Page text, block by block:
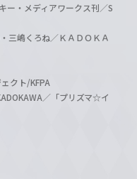
・メディアワークス刊／S
三嶋くろね／ＫＡＤＯＫＡ
クト/KFPA
／「プリズマ☆イ